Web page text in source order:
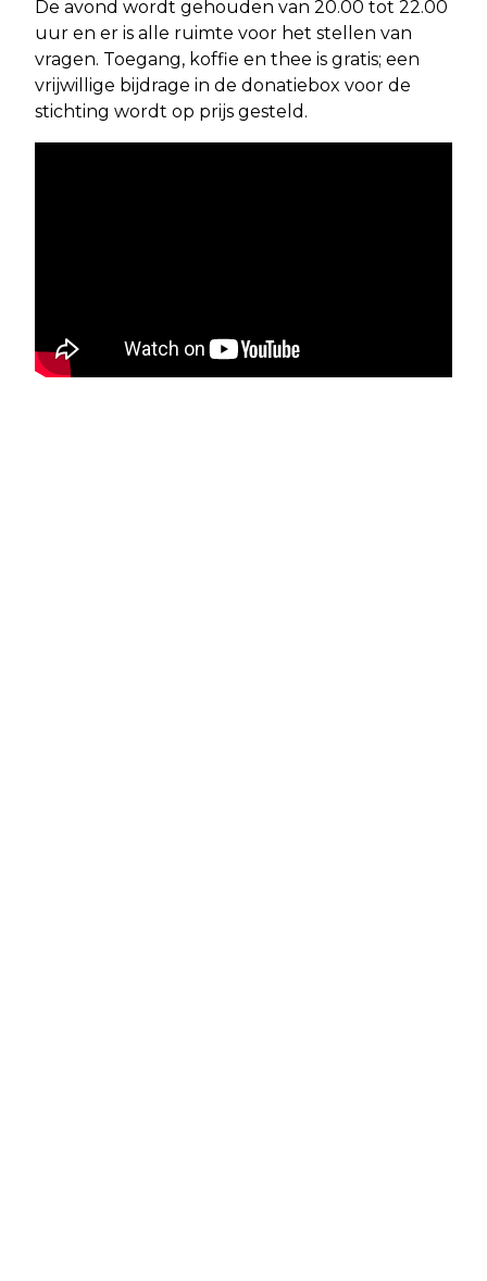
De avond wordt gehouden van 20.00 tot 22.00
uur en er is alle ruimte voor het stellen van
vragen. Toegang, koffie en thee is gratis; een
vrijwillige bijdrage in de donatiebox voor de
stichting wordt op prijs gesteld.